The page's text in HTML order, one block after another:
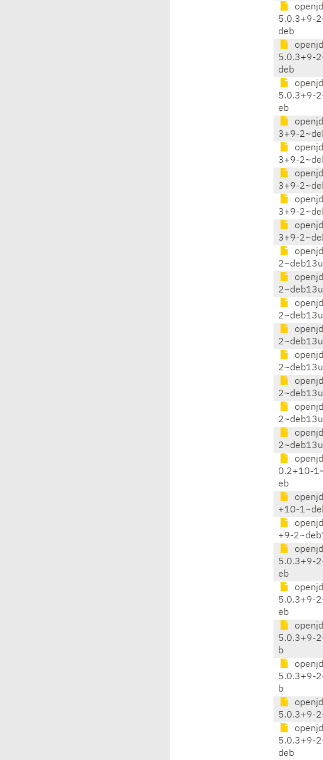
5.0.3+9-
deb
5.0.3+9-
deb
5.0.3+9-
eb
3+9-
3+9-
3+9-
3+9-
3+9-
0.2+10-
eb
+10-
+9-
5.0.3+9-
eb
5.0.3+9-
eb
5.0.3+9-
b
5.0.3+9-
b
5.0.3+9-
5.0.3+9-
deb